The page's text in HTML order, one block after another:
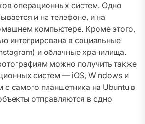
операционных систем. Одно
и на телефоне, и на
компьютере. Кроме этого,
интегрирована в социальные
и облачные хранилища.
можно получить также
систем — iOS, Windows и
с самого планшетника на Ubuntu в
отправляются в одно